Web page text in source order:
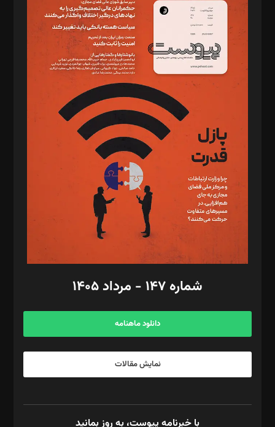
دبیر تحریریه: میثم قاسمی
د‌بیر ناداستان: سمانه سمیع
د‌بیر خدمت و تجارت: ابوالفضل رجبی
د‌بیر حقوق فناوری: حسام‌الدین ایپکچی
د‌بیر پیوست جهان: مینا پاکدل
د‌بیر تحریریه آنلاین: بابک نقاش
تحریریه‌: مجتبی محمود‌ی، آرش برهمند، یسنا امان‌پور، سروش کرمیان،
مصطفی مسجدی آرانی، ابوالفضل رجبی، زهرا فکرانه، فائزه فتحی
رستمی،مصطفی باستان
ویرایش: نگار استاد‌‌آقا
طراح یونیفرم: مجید توکلی
فیلمبرداری و عکاسی: امیر شفیعی، مانی لطفی زاده
گرافیک و صفحه‌آرایی: سید‌سبحان‌علی ثابت
مد‌یر توسعه تجاری: کامبیز برید‌
امور مالی: شاپور رهبری، محمد‌ کاظمی‌نیا
آگهی و مشترکین: ۰۹۱۹۹۹۹۰۴۵۴
شماره ۱۴۷ - مرداد ۱۴۰۵
دانلود ماهنامه
نمایش مقالات
با خبرنامه پیوست، به روز بمانید